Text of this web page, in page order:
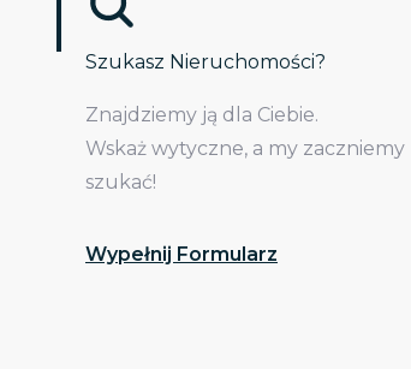
Szukasz Nieruchomości?
Znajdziemy ją dla Ciebie.
Wskaż wytyczne, a my zaczniemy
szukać!
Wypełnij Formularz